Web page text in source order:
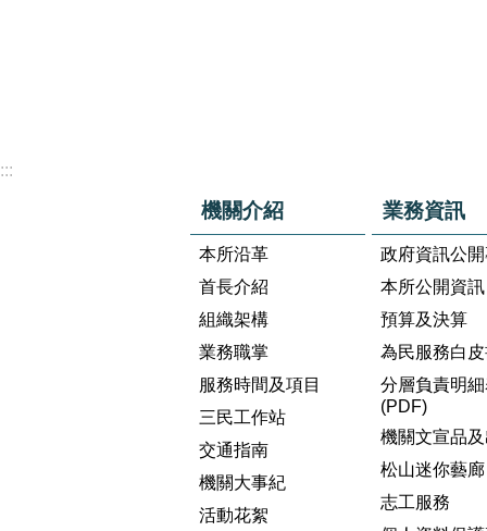
:::
機關介紹
本所沿革
首長介紹
組織架構
業務職掌
服務時間及項目
三民工作站
交通指南
機關大事紀
活動花絮
業務資訊
政府資訊公
本所公開資訊
預算及決算
為民服務白
分層負責明細
(PDF)
機關文宣品
松山迷你藝廊
志工服務